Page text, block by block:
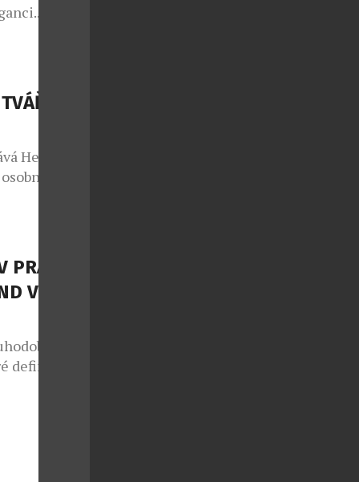
italský
golf,
a
Heidi
v oblasti
i na
v sobě–
V
patří
definují
a